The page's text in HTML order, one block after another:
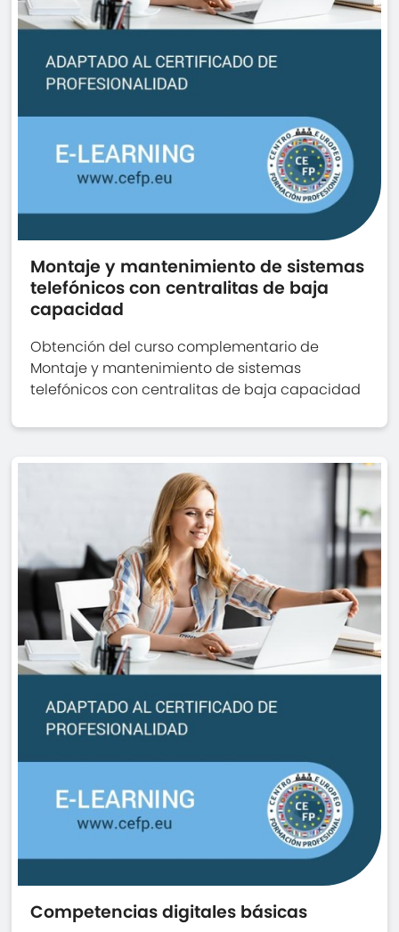
Montaje y mantenimiento de sistemas
telefónicos con centralitas de baja
capacidad
Obtención del curso complementario de
Montaje y mantenimiento de sistemas
telefónicos con centralitas de baja capacidad
Competencias digitales básicas